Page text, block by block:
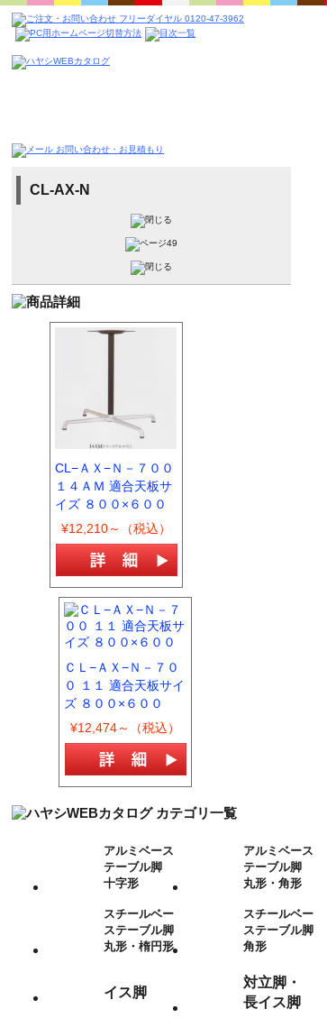
CL-AX-N
CL−ＡＸ−Ｎ－７００
１４ＡＭ 適合天板サ
イズ ８００×６００
¥12,210～（税込）
ＣＬ−ＡＸ−Ｎ－７０
０ １１ 適合天板サイ
ズ ８００×６００
¥12,474～（税込）
アルミベース
テーブル脚
十字形
アルミベース
テーブル脚
丸形・角形
スチールベー
ステーブル脚
丸形・楕円形
スチールベー
ステーブル脚
角形
イス脚
対立脚・
長イス脚